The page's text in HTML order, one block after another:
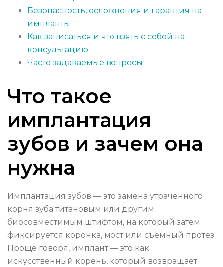
Безопасность, осложнения и гарантия на
импланты
Как записаться и что взять с собой на
консультацию
Часто задаваемые вопросы
Что такое
имплантация
зубов и зачем она
нужна
Имплантация зубов — это замена утраченного
корня зуба титановым или другим
биосовместимым штифтом, на который затем
фиксируется коронка, мост или съемный протез.
Проще говоря, имплант — это как
искусственный корень, который возвращает